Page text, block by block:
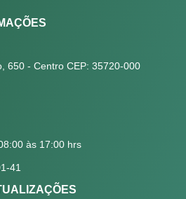
650 - Centro CEP: 35720-000
às 17:00 hrs
41